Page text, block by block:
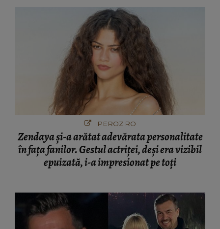
PEROZ.RO
Zendaya și-a arătat adevărata personalitate
în fața fanilor. Gestul actriței, deși era vizibil
epuizată, i-a impresionat pe toți